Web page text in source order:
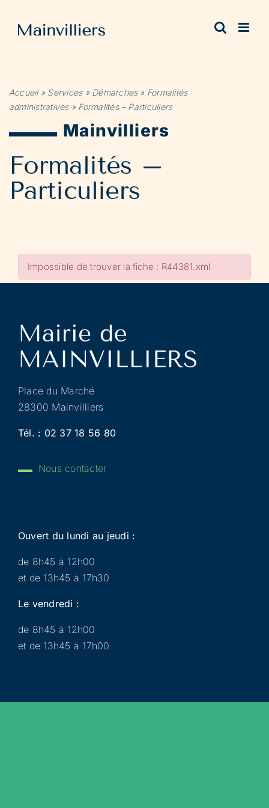
contenu
Accueil» Services» Démarches» Formalités
administratives» Formalités – Particuliers
Mainvilliers
Formalités –
Particuliers
Impossible de trouver la fiche : R44381.xml
Place du Marché
28300 Mainvilliers
Tél. : 02 37 18 56 80
Nous contacter
Ouvert du lundi au jeudi :
de 8h45 à 12h00
et de 13h45 à 17h30
Le vendredi :
de 8h45 à 12h00
et de 13h45 à 17h00